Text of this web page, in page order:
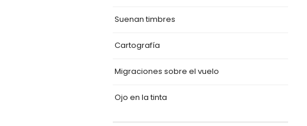
Suenan timbres
Cartografía
Migraciones sobre el vuelo
Ojo en la tinta